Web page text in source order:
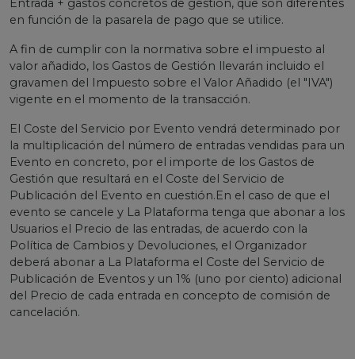
Entrada + gastos concretos de gestión, que son diferentes
en función de la pasarela de pago que se utilice.
A fin de cumplir con la normativa sobre el impuesto al
valor añadido, los Gastos de Gestión llevarán incluido el
gravamen del Impuesto sobre el Valor Añadido (el "IVA")
vigente en el momento de la transacción.
El Coste del Servicio por Evento vendrá determinado por
la multiplicación del número de entradas vendidas para un
Evento en concreto, por el importe de los Gastos de
Gestión que resultará en el Coste del Servicio de
Publicación del Evento en cuestión.En el caso de que el
evento se cancele y La Plataforma tenga que abonar a los
Usuarios el Precio de las entradas, de acuerdo con la
Política de Cambios y Devoluciones, el Organizador
deberá abonar a La Plataforma el Coste del Servicio de
Publicación de Eventos y un 1% (uno por ciento) adicional
del Precio de cada entrada en concepto de comisión de
cancelación.